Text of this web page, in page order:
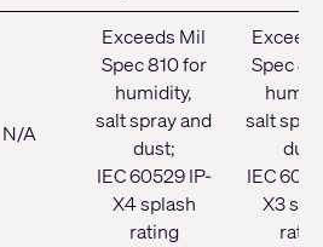
N/A
Exceeds Mil
Spec 810 for
humidity,
salt spray and
dust;
IEC 60529 IP-
X4 splash
rating
Spec
salt
IEC
X3